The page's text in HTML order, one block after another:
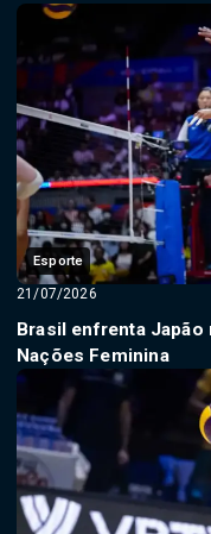
Esporte
21/07/2026
Brasil enfrenta Japão
Nações Feminina